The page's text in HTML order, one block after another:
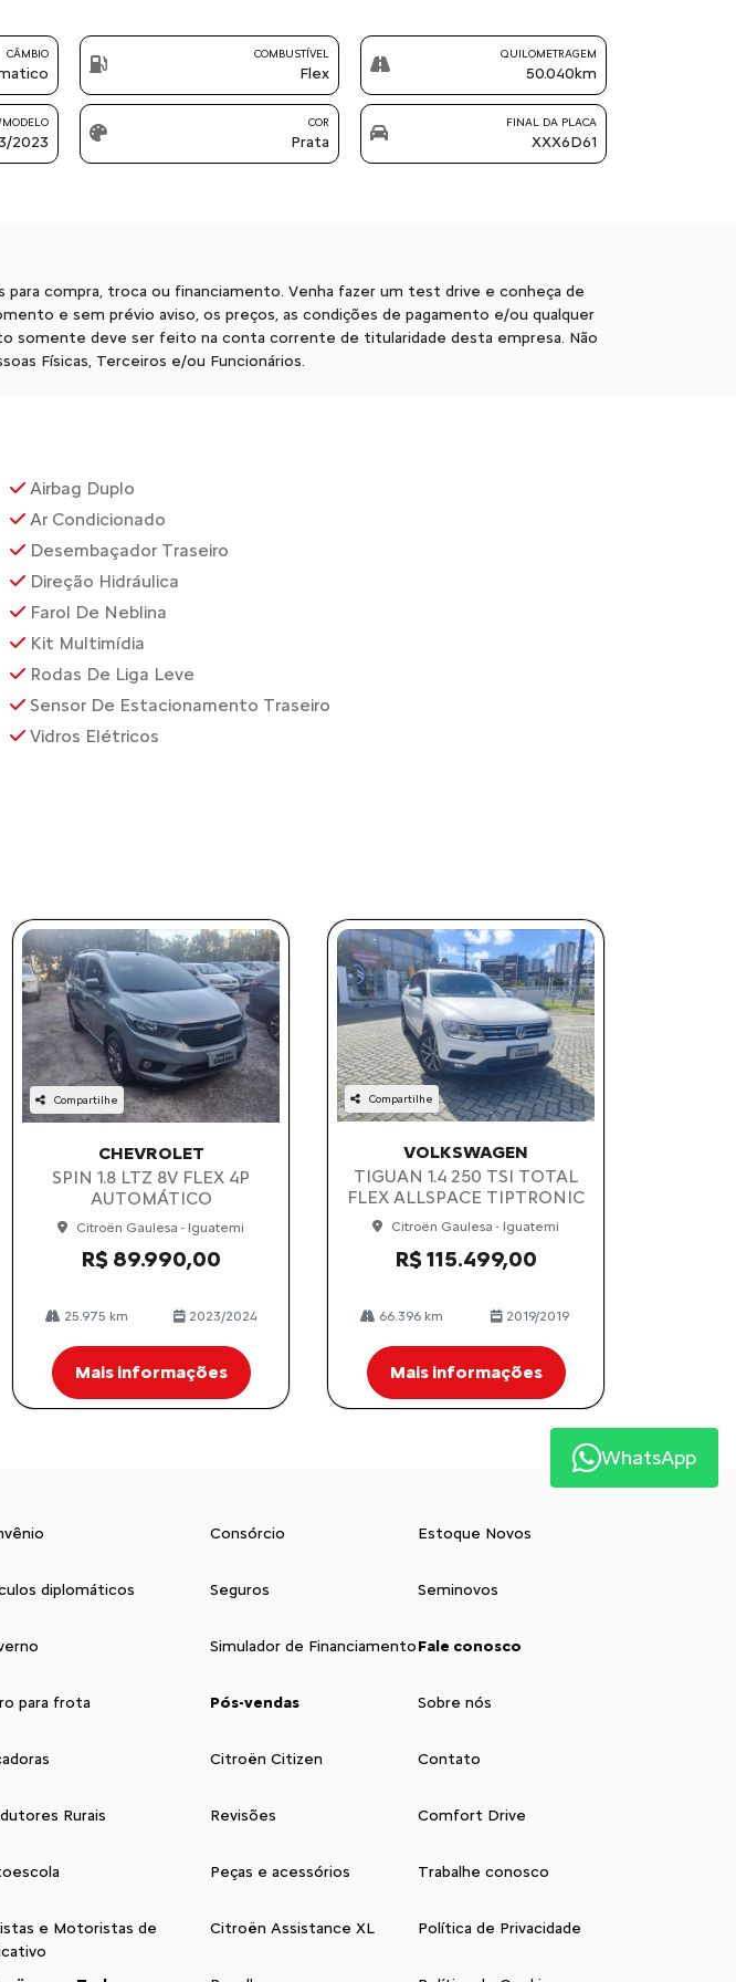
CÂMBIO COMBUSTÍVEL
Flex
QUILOMETRAGEM
50.040km
2023
COR
Prata
FINAL DA PLACA
XXX6D61
compra, troca ou financiamento. Venha fazer um test drive e conheça de
e sem prévio aviso, os preços, as condições de pagamento e/ou qualquer
somente deve ser feito na conta corrente de titularidade desta empresa. Não
Físicas, Terceiros e/ou Funcionários.
Airbag Duplo
Ar Condicionado
Desembaçador Traseiro
Direção Hidráulica
Farol De Neblina
Kit Multimídia
Rodas De Liga Leve
Sensor De Estacionamento Traseiro
Vidros Elétricos
Compartilhe
CHEVROLET
SPIN 1.8 LTZ 8V FLEX 4P
AUTOMÁTICO
Citroën Gaulesa - Iguatemi
R$ 89.990,00
25.975 km 2023/2024
Mais informações
Compartilhe
VOLKSWAGEN
TIGUAN 1.4 250 TSI TOTAL
FLEX ALLSPACE TIPTRONIC
Citroën Gaulesa - Iguatemi
R$ 115.499,00
66.396 km 2019/2019
Mais informações
diplomáticos
para frota
Rurais
e Motoristas de
Consórcio
Seguros
Simulador de Financiamento
Pós-vendas
Citroën Citizen
Revisões
Peças e acessórios
Citroën Assistance XL
Estoque Novos
Seminovos
Fale conosco
Sobre nós
Contato
Comfort Drive
Trabalhe conosco
Política de Privacidade
WhatsApp